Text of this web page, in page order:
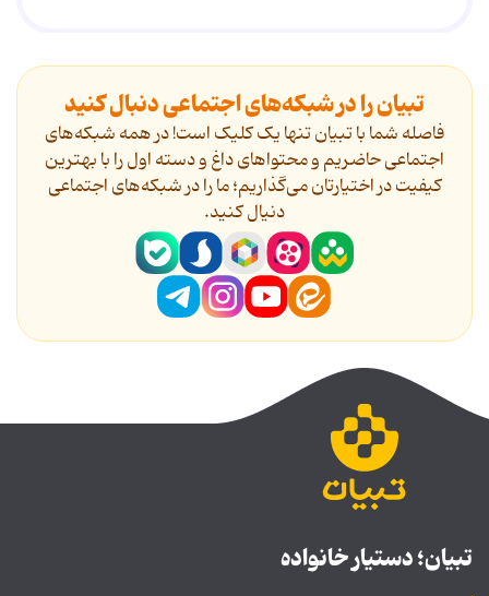
تبیان را در شبکه‌های اجتماعی دنبال کنید
فاصله شما با تبیان تنها یک کلیک است! در همه شبکه‌های
اجتماعی حاضریم و محتواهای داغ و دسته اول را با بهترین
کیفیت در اختیارتان می‌گذاریم؛ ما را در شبکه‌های اجتماعی
دنیال کنید.
تبیان؛ دستیار خانواده